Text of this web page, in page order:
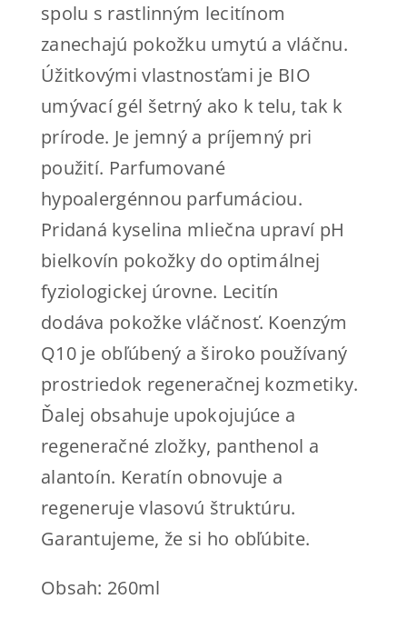
spolu s rastlinným lecitínom
zanechajú pokožku umytú a vláčnu.
Úžitkovými vlastnosťami je BIO
umývací gél šetrný ako k telu, tak k
prírode. Je jemný a príjemný pri
použití. Parfumované
hypoalergénnou parfumáciou.
Pridaná kyselina mliečna upraví pH
bielkovín pokožky do optimálnej
fyziologickej úrovne. Lecitín
dodáva pokožke vláčnosť. Koenzým
Q10 je obľúbený a široko používaný
prostriedok regeneračnej kozmetiky.
Ďalej obsahuje upokojujúce a
regeneračné zložky, panthenol a
alantoín. Keratín obnovuje a
regeneruje vlasovú štruktúru.
Garantujeme, že si ho obľúbite.
Obsah: 260ml